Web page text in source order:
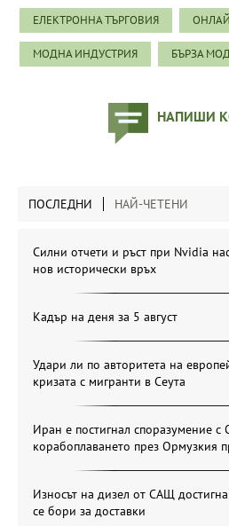
ЕЛЕКТРОННА ТЪРГОВИЯ
МОДНА ИНДУСТРИЯ БЪРЗА
НАПИШИ
ПОСЛЕДНИ НАЙ-ЧЕТЕНИ
Силни отчети и ръст при Nvidia
нов исторически връх
Кадър на деня за 5 август
Удари ли по авторитета на
кризата с мигранти в Сеута
Иран е постигнал споразумение с
корабоплаването през Ормузкия
Износът на дизел от САЩ
се бори за доставки